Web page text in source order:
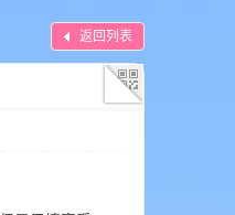
返回列表